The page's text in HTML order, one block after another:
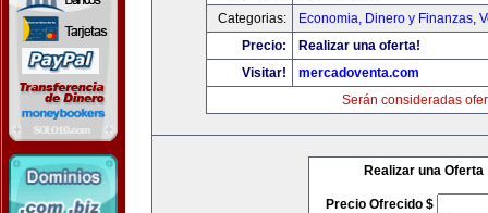
Categorias:
Economia, Dinero y Finanzas,
Precio:
Realizar una oferta!
Visitar!
mercadoventa.com
Serán consideradas
Realizar una Oferta
Precio Ofrecido $